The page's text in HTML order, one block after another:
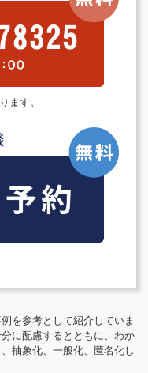
ます。
を参考として紹介していま
に配慮するとともに、わか
抽象化、一般化、匿名化し